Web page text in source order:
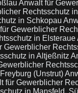
Anwalt für
Rechtsschutz
in Schkopau
Gewerblicher
in Elsteraue
Gewerblicher
in Altjeßnitz
(Unstrut)
für Gewerblicher
in Mansfeld,